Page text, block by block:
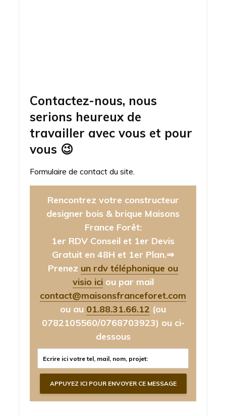
Contactez-nous, nous
serions heureux de
travailler avec vous et pour
vous 😉
Formulaire de contact du site.
Rencontrez votre constructeur
designer bois & brique Maisons
France Forêt:
1er RDV Conseil et 1er Devis
Gratuit en 48H et 1er Plan.⇒
Prenez un rdv téléphonique ou
visio iciou par mail
contact@maisonsfranceforet.com
ou au 01.88.31.66.12 (ou
0782105560/0768703923) ou ci-
dessous